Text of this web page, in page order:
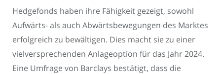
Hedgefonds haben ihre Fähigkeit gezeigt, sowohl
Aufwärts- als auch Abwärtsbewegungen des Marktes
erfolgreich zu bewältigen. Dies macht sie zu einer
vielversprechenden Anlageoption für das Jahr 2024.
Eine Umfrage von Barclays bestätigt, dass die